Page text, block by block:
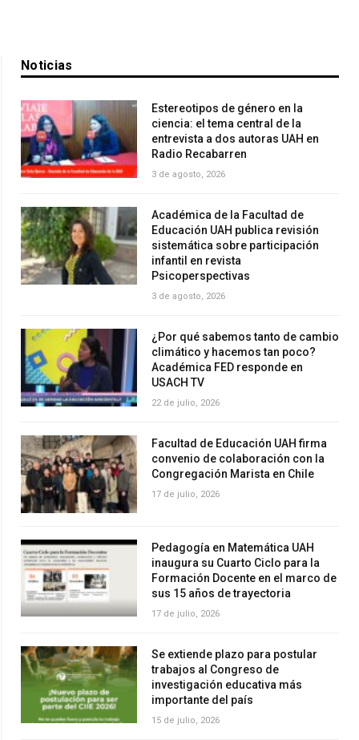
Noticias
Estereotipos de género en la
ciencia: el tema central de la
entrevista a dos autoras UAH en
Radio Recabarren
3 de agosto, 2026
Académica de la Facultad de
Educación UAH publica revisión
sistemática sobre participación
infantil en revista
Psicoperspectivas
3 de agosto, 2026
¿Por qué sabemos tanto de cambio
climático y hacemos tan poco?
Académica FED responde en
USACH TV
22 de julio, 2026
Facultad de Educación UAH firma
convenio de colaboración con la
Congregación Marista en Chile
17 de julio, 2026
Pedagogía en Matemática UAH
inaugura su Cuarto Ciclo para la
Formación Docente en el marco de
sus 15 años de trayectoria
17 de julio, 2026
Se extiende plazo para postular
trabajos al Congreso de
investigación educativa más
importante del país
15 de julio, 2026